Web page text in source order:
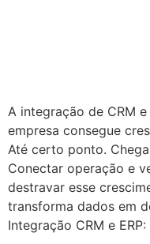
A integração de CRM
empresa consegue
Até certo ponto.
Conectar operação e
destravar esse
transforma dados em
Integração CRM e